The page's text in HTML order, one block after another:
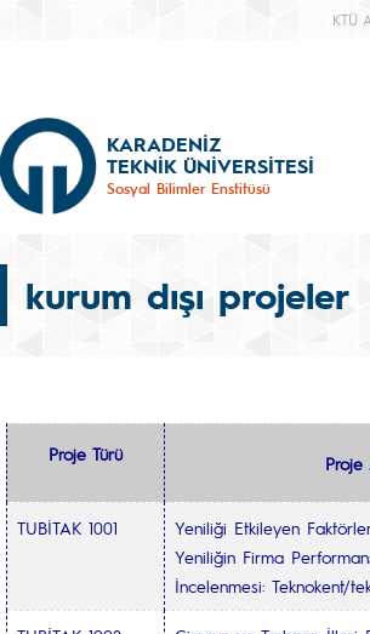
KTÜ
KARADENİZ
TEKNİK ÜNİVERSİTESİ
Sosyal Bilimler Enstitüsü
kurum dışı projeler
Proje Türü Proje
TUBİTAK 1001
Yeniliği Etkileyen
Yeniliğin Firma
İncelenmesi: Teknokent/